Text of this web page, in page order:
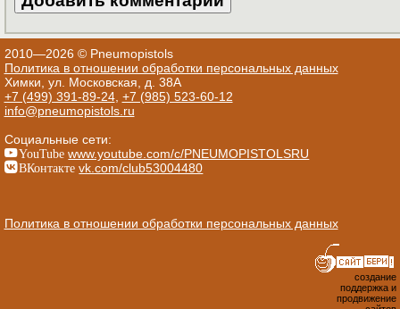
2010—2026 © Pneumopistols
Политика в отношении обработки персональных данных
Химки, ул. Московская, д. 38А
+7 (499) 391-89-24, +7 (985) 523-60-12
info@pneumopistols.ru
Социальные сети:
YouTube www.youtube.com/c/PNEUMOPISTOLSRU
ВКонтакте vk.com/club53004480
Политика в отношении обработки персональных данных
создание
поддержка и
продвижение